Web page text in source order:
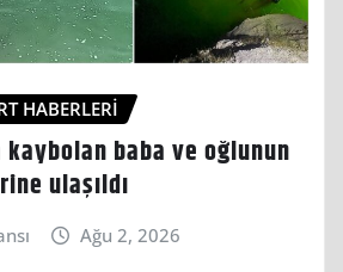
HABERLERI
kaybolan baba ve oğlunun
ulaşıldı
Ağu 2, 2026